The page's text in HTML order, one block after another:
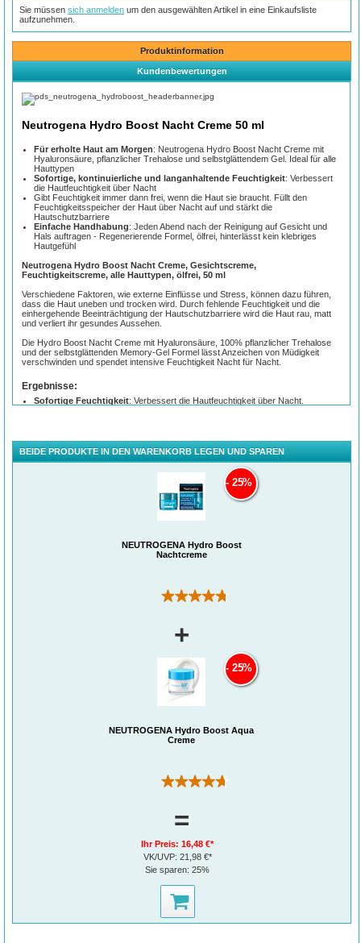
Sie müssensich anmelden um den ausgewählten Artikel in eine Einkaufsliste
aufzunehmen.
Produktinformation
Kundenbewertungen
Neutrogena Hydro Boost Nacht Creme 50 ml
Für erholte Haut am Morgen: Neutrogena Hydro Boost Nacht Creme mit
Hyaluronsäure, pflanzlicher Trehalose und selbstglättendem Gel. Ideal für alle
Hauttypen
Sofortige, kontinuierliche und langanhaltende Feuchtigkeit: Verbessert
die Hautfeuchtigkeit über Nacht
Gibt Feuchtigkeit immer dann frei, wenn die Haut sie braucht. Füllt den
Feuchtigkeitsspeicher der Haut über Nacht auf und stärkt die
Hautschutzbarriere
Einfache Handhabung: Jeden Abend nach der Reinigung auf Gesicht und
Hals auftragen - Regenerierende Formel, ölfrei, hinterlässt kein klebriges
Hautgefühl
Neutrogena Hydro Boost Nacht Creme, Gesichtscreme,
Feuchtigkeitscreme, alle Hauttypen, ölfrei, 50 ml
Verschiedene Faktoren, wie externe Einflüsse und Stress, können dazu führen,
dass die Haut uneben und trocken wird. Durch fehlende Feuchtigkeit und die
einhergehende Beeinträchtigung der Hautschutzbarriere wird die Haut rau, matt
und verliert ihr gesundes Aussehen.
Die Hydro Boost Nacht Creme mit Hyaluronsäure, 100% pflanzlicher Trehalose
und der selbstglättenden Memory-Gel Formel lässt Anzeichen von Müdigkeit
verschwinden und spendet intensive Feuchtigkeit Nacht für Nacht.
Ergebnisse:
Sofortige Feuchtigkeit: Verbessert die Hautfeuchtigkeit über Nacht.
über Nacht auf und stärkt die Hautschutzbarriere.
Jeden Abend nach der Reinigung auf Gesicht und Hals auftragen.
BEIDE PRODUKTE IN DEN WARENKORB LEGEN UND SPAREN
NEUTROGENA Hydro Boost
Nachtcreme
(387)
25%
+
NEUTROGENA Hydro Boost Aqua
Creme
(993)
25%
=
Ihr Preis:16,48 €*
VK/UVP: 21,98 €*
Sie sparen:25%